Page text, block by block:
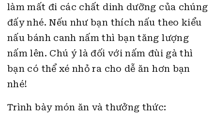
làm mất đi các chất dinh dưỡng của chúng
đấy nhé. Nếu như bạn thích nấu theo kiểu
nấu bánh canh nấm thì bạn tăng lượng
nấm lên. Chú ý là đối với nấm đùi gà thì
bạn có thể xé nhỏ ra cho dễ ăn hơn bạn
nhé!
Trình bày món ăn và thưởng thức: